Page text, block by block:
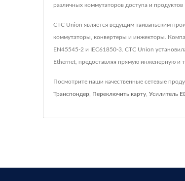
различных коммутаторов доступа и продуктов
CTC Union является ведущим тайваньским
коммутаторы, конвертеры и инжекторы.
EN45545-2 и IEC61850-3. CTC Union
Ethernet, предоставляя прямую инженерную и
Посмотрите наши качественные сетевые
Транспондер Переключить карту Усилитель